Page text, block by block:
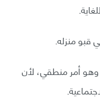
قبو منزله.
أمر منطقي، لأن